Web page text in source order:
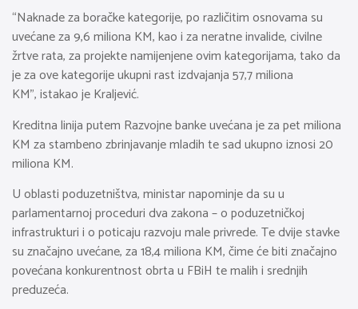
“Naknade za boračke kategorije, po različitim osnovama su
uvećane za 9,6 miliona KM, kao i za neratne invalide, civilne
žrtve rata, za projekte namijenjene ovim kategorijama, tako da
je za ove kategorije ukupni rast izdvajanja 57,7 miliona
KM”, istakao je Kraljević.
Kreditna linija putem Razvojne banke uvećana je za pet miliona
KM za stambeno zbrinjavanje mladih te sad ukupno iznosi 20
miliona KM.
U oblasti poduzetništva, ministar napominje da su u
parlamentarnoj proceduri dva zakona – o poduzetničkoj
infrastrukturi i o poticaju razvoju male privrede. Te dvije stavke
su značajno uvećane, za 18,4 miliona KM, čime će biti značajno
povećana konkurentnost obrta u FBiH te malih i srednjih
preduzeća.